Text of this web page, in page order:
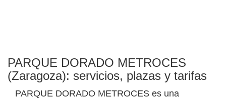
PARQUE DORADO METROCES
(Zaragoza): servicios, plazas y tarifas
PARQUE DORADO METROCES es una